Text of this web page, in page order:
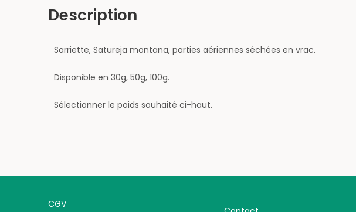
Description
Sarriette, Satureja montana, parties aériennes séchées en vrac.
Disponible en 30g, 50g, 100g.
Sélectionner le poids souhaité ci-haut.
CGV